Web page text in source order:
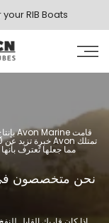
to
content
RIB Boats
مما جعلها تُعترف